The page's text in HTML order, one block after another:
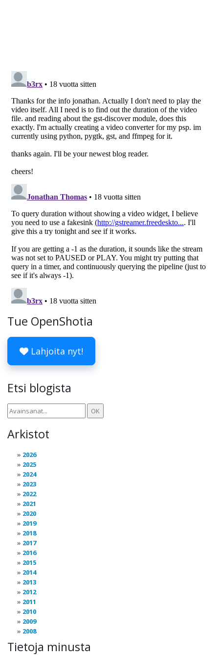
Tue OpenShotia
Lahjoita nyt!
Etsi blogista
Arkistot
2026
2025
2024
2023
2022
2021
2020
2019
2018
2017
2016
2015
2014
2013
2012
2011
2010
2009
2008
Tietoja minusta